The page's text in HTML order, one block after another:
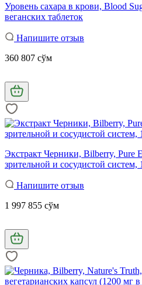
Уровень сахара в крови, Blood
веганских таблеток
Напишите отзыв
360 807 сўм
Экстракт Черники, Bilberry, Pure
зрительной и сосудистой систем,
Напишите отзыв
1 997 855 сўм